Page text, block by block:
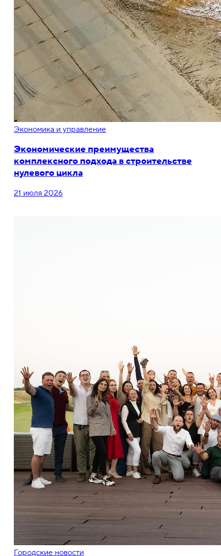
Экономика и управление
Экономические преимущества
комплексного подхода в строительстве
нулевого цикла
21 июля 2026
Городские новости